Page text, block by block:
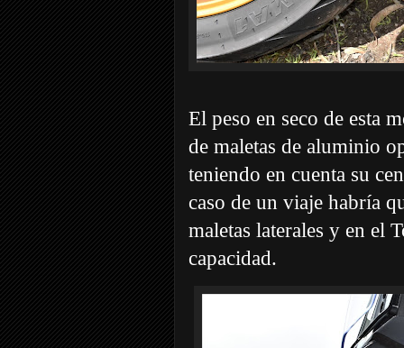
El peso en seco de esta
de maletas de aluminio
teniendo en cuenta su
caso de un viaje habría
maletas laterales y en el
capacidad.